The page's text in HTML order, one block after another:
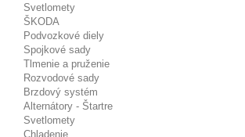
Svetlomety
ŠKODA
Podvozkové diely
Spojkové sady
Tlmenie a pruženie
Rozvodové sady
Brzdový systém
Alternátory - Štartre
Svetlomety
Chladenie